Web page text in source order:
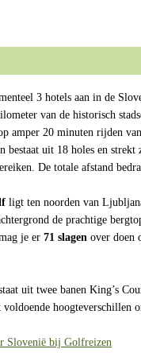
3 hotels aan in de
van de historisch
amper 20 minuten rijden
bestaat uit 18 holes en
De totale afstand
ligt ten noorden van
de prachtige
je er 71 slagen over doen
uit twee banen King’s
voldoende hoogteverschillen
Slovenië bij Golfreizen